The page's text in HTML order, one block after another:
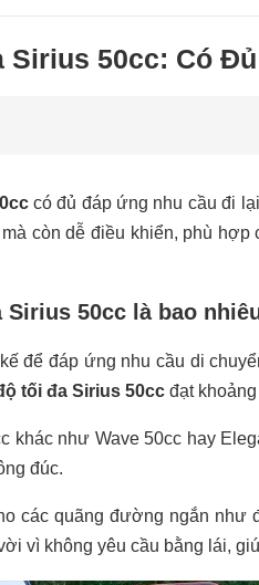
Sirius 50cc: Có
có đủ đáp ứng nhu cầu đi
còn dễ điều khiển, phù
Sirius 50cc là bao
để đáp ứng nhu cầu di
tối đa Sirius 50cc đạt khoảng
khác như Wave 50cc hay
đúc.
các quãng đường ngắn như
vì không yêu cầu bằng lái,